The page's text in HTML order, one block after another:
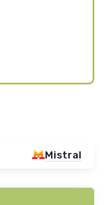
Mistral